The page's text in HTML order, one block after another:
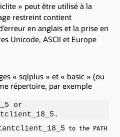
» peut être utilisé à la
restreint contient
en anglais et la prise en
Unicode, ASCII et Europe
« sqlplus » et « basic » (ou
répertoire, par exemple
or
to the PATH